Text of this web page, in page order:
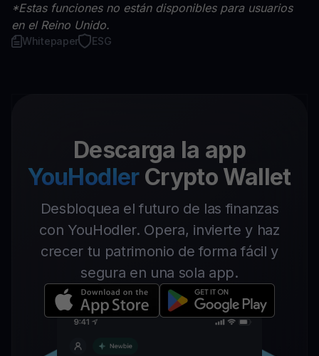
*Estas funciones no están disponibles para usuarios
en el Reino Unido.
Whitepaper ESG
Descarga la app
YouHodler Crypto Wallet
Desbloquea el futuro de las finanzas
con YouHodler. Opera, invierte y haz
crecer tu patrimonio de forma fácil y
segura en una sola app.